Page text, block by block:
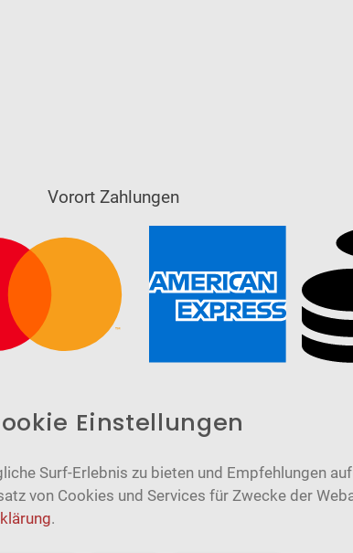
Vorort Zahlungen
Einstellungen
Surf-Erlebnis zu bieten und Empfehlungen
von Cookies und Services für Zwecke der
.